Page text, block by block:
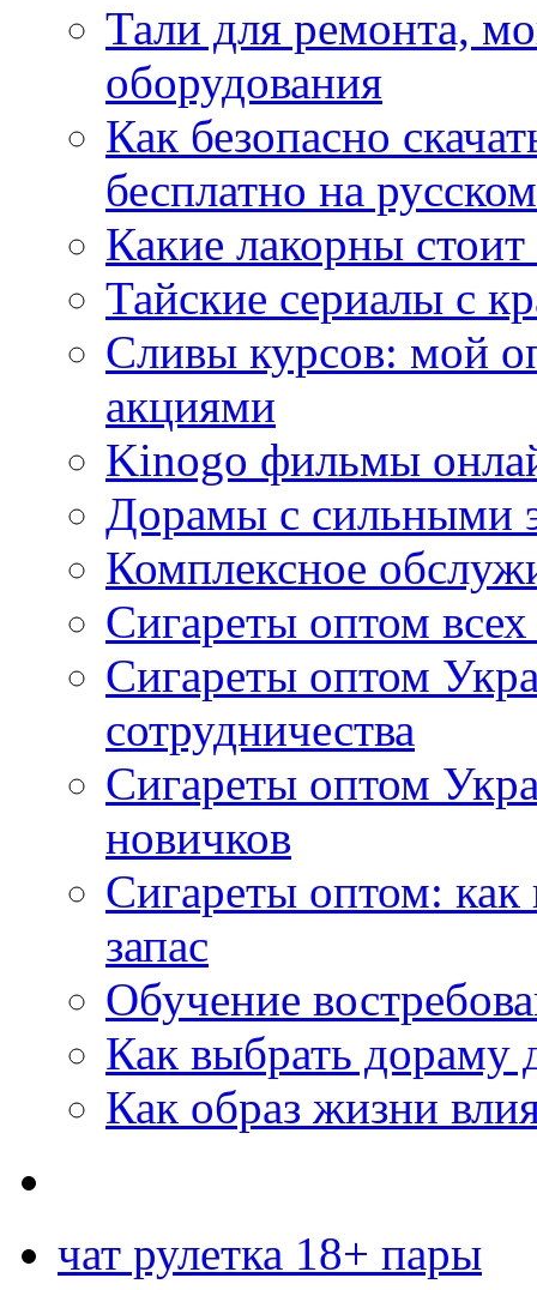
Тали для ремонта,
оборудования
Как безопасно
бесплатно на
Какие лакорны
Тайские сериалы с
Сливы курсов: мой
акциями
Kinogo фильмы
Дорамы с сильными
Комплексное
Сигареты оптом
Сигареты оптом
сотрудничества
Сигареты оптом
новичков
Сигареты оптом:
запас
Обучение
Как выбрать дораму
Как образ жизни
чат рулетка 18+ пары